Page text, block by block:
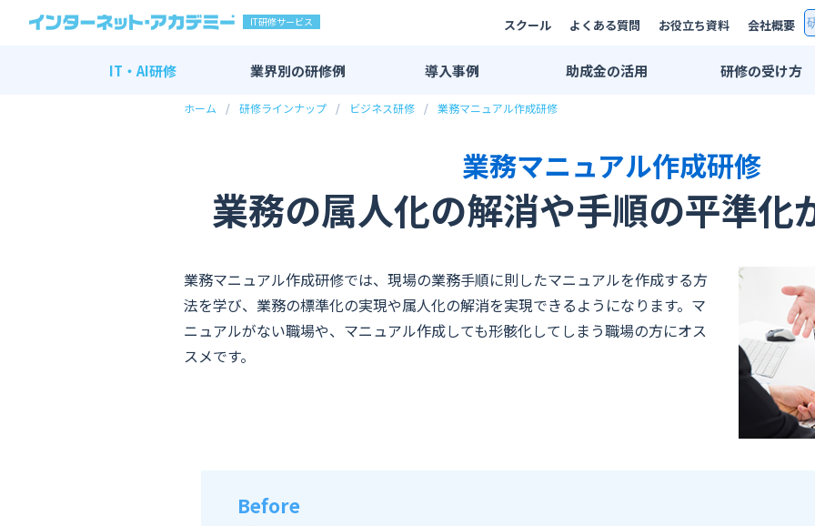
IT研修サービス スクール よくある質問 お役立ち資料 会社概要
IT・AI研修
IT・AI研修 全一覧
マーケティング研修
業界別の研修例 導入事例
研修事例一覧
エンジニア研修事例
業界別活用例
広告・メディア業界
金融・保険業界
メーカー系
助成金の活用 研修の受け方
法人用スクー
eラーニング
公開講座
推奨PC環境
学習管理シス
ホーム 研修ラインナップ ビジネス研修 業務マニュアル作成研修
業務マニュアル作成研修
業務の属人化の解消や手順の平準化
業務マニュアル作成研修では、現場の業務手順に則したマニュアルを作成する方
法を学び、業務の標準化の実現や属人化の解消を実現できるようになります。マ
ニュアルがない職場や、マニュアル作成しても形骸化してしまう職場の方にオス
スメです。
Before